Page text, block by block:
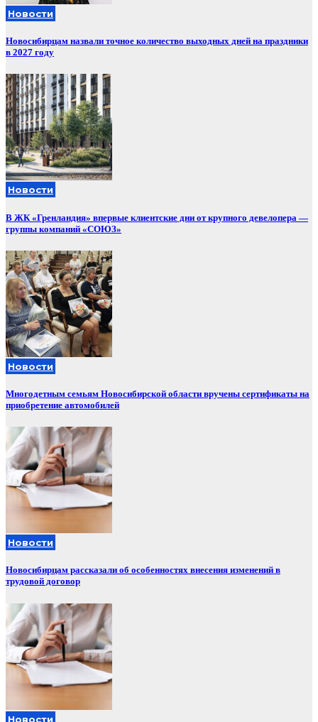
Новости
Новосибирцам назвали точное количество выходных дней на праздники
в 2027 году
Новости
В ЖК «Гренландия» впервые клиентские дни от крупного девелопера —
группы компаний «СОЮЗ»
Новости
Многодетным семьям Новосибирской области вручены сертификаты на
приобретение автомобилей
Новости
Новосибирцам рассказали об особенностях внесения изменений в
трудовой договор
Новости